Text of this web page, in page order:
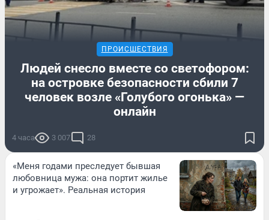
ПРОИСШЕСТВИЯ
Людей снесло вместе со светофором:
на островке безопасности сбили 7
человек возле «Голубого огонька» —
онлайн
4 часа 3 007 28
«Меня годами преследует бывшая
любовница мужа: она портит жилье
и угрожает». Реальная история